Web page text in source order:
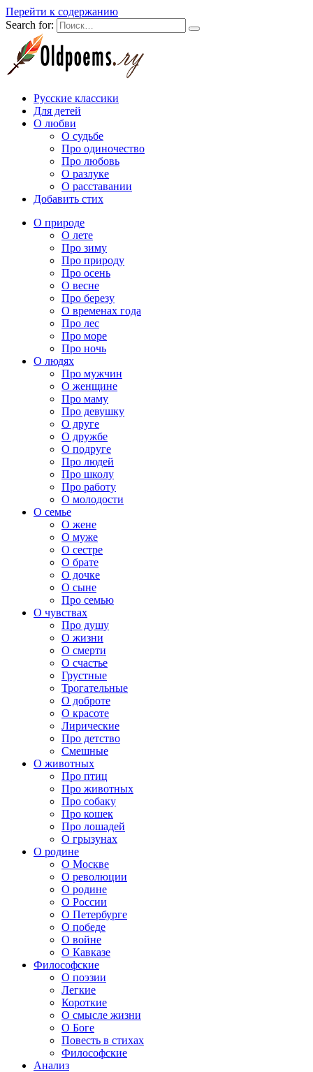
Перейти к содержанию
Search for:
Русские классики
Для детей
О любви
О судьбе
Про одиночество
Про любовь
О разлуке
О расставании
Добавить стих
О природе
О лете
Про зиму
Про природу
Про осень
О весне
Про березу
О временах года
Про лес
Про море
Про ночь
О людях
Про мужчин
О женщине
Про маму
Про девушку
О друге
О дружбе
О подруге
Про людей
Про школу
Про работу
О молодости
О семье
О жене
О муже
О сестре
О брате
О дочке
О сыне
Про семью
О чувствах
Про душу
О жизни
О смерти
О счастье
Грустные
Трогательные
О доброте
О красоте
Лирические
Про детство
Смешные
О животных
Про птиц
Про животных
Про собаку
Про кошек
Про лошадей
О грызунах
О родине
О Москве
О революции
О родине
О России
О Петербурге
О победе
О войне
О Кавказе
Философские
О поэзии
Легкие
Короткие
О смысле жизни
О Боге
Повесть в стихах
Философские
Анализ